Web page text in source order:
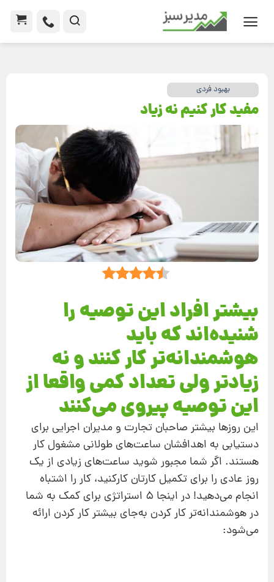
بهبود فردی
مفید کار کنیم نه زیاد
بیشتر افراد این توصیه را
شنیده‌اند که باید
هوشمندانه‌تر کار کنند و نه
زیادتر ولی تعداد کمی واقعا از
این توصیه پیروی می‌کنند
این روزها بیشتر صاحبان تجارت و مدیران اجرایی برای
دستیابی به اهدافشان ساعت‌های طولانی مشغول کار
هستند. اگر شما مجبور شوید ساعت‌های زیادی از یک
روز عادی را برای تکمیل کارتان کارکنید، کار را اشتباه
انجام می‌دهید! در اینجا ۵ استراتژی برای کمک به شما
در هوشمندانه‌تر کار کردن به‌جای بیشتر کار کردن ارائه
می‌شود: